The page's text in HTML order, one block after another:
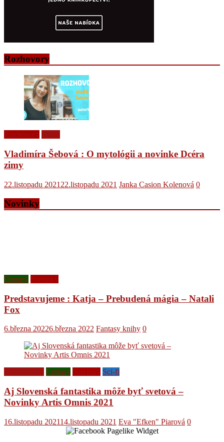
Rozhovory
Vladimíra Šebová : O mytológii a novinke Dcéra
zimy
22.listopadu 2021 22.listopadu 2021 Janka Casion Kolenová 0
Novinky
Fantasy
Predstavujeme : Katja – Prebudená mágia – Natali
Fox
6.března 20226.března 2022 Fantasy knihy 0
Fantasy Sci-fi
Aj Slovenská fantastika môže byť svetová –
Novinky Artis Omnis 2021
16.listopadu 202114.listopadu 2021 Eva "Efken" Piarová 0